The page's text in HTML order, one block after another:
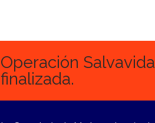
Operación
finalizada.